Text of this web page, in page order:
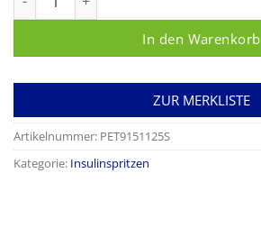
In den Warenkorb
ZUR MERKLISTE
Artikelnummer: PET9151125S
Kategorie: Insulinspritzen